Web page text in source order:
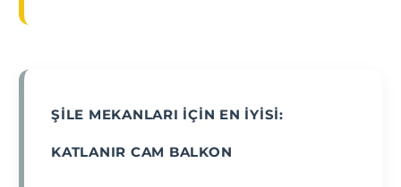
ŞILE MEKANLARI İÇIN EN İYISI:
KATLANIR CAM BALKON